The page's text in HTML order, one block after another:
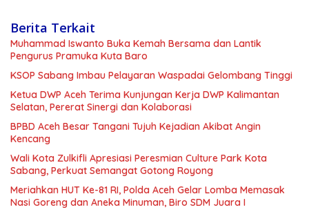
Berita Terkait
Muhammad Iswanto Buka Kemah Bersama dan Lantik
Pengurus Pramuka Kuta Baro
KSOP Sabang Imbau Pelayaran Waspadai Gelombang Tinggi
Ketua DWP Aceh Terima Kunjungan Kerja DWP Kalimantan
Selatan, Pererat Sinergi dan Kolaborasi
BPBD Aceh Besar Tangani Tujuh Kejadian Akibat Angin
Kencang
Wali Kota Zulkifli Apresiasi Peresmian Culture Park Kota
Sabang, Perkuat Semangat Gotong Royong
Meriahkan HUT Ke-81 RI, Polda Aceh Gelar Lomba Memasak
Nasi Goreng dan Aneka Minuman, Biro SDM Juara I